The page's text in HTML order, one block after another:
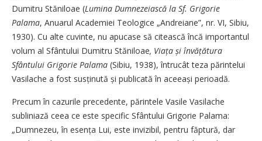
Dumitru Stăniloae (Lumina Dumnezeiască la Sf. Grigorie
Palama, Anua­rul Academiei Teologice „Andreiane”, nr. VI, Sibiu,
1930). Cu alte cuvinte, nu apucase să citească încă importantul
volum al Sfântului Dumitru Stăniloae, Viața și învățătura
Sfântului Grigorie Palama (Sibiu, 1938), întrucât teza părintelui
Vasilache a fost sus­ți­nută și publicată în aceeași perioadă.
Precum în cazurile precedente, părintele Vasile Vasilache
subliniază ceea ce este specific Sfântului Grigorie Palama:
„Dumnezeu, în esența Lui, este invizibil, pentru făptură, dar